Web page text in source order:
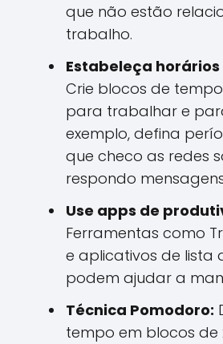
que não estão
trabalho.
Estabeleça
Crie blocos de
para trabalhar e
exemplo, defina
que checo as redes
respondo
Use apps de
Ferramentas como
e aplicativos de lista
podem ajudar a
Técnica Pomodoro:
tempo em blocos de